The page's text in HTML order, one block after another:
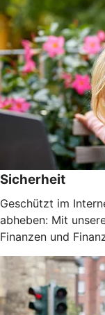
Sicherheit
Geschützt im
abheben: Mit
Finanzen und